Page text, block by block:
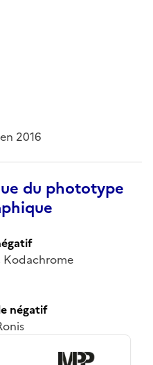
2016
du phototype
Kodachrome
négatif